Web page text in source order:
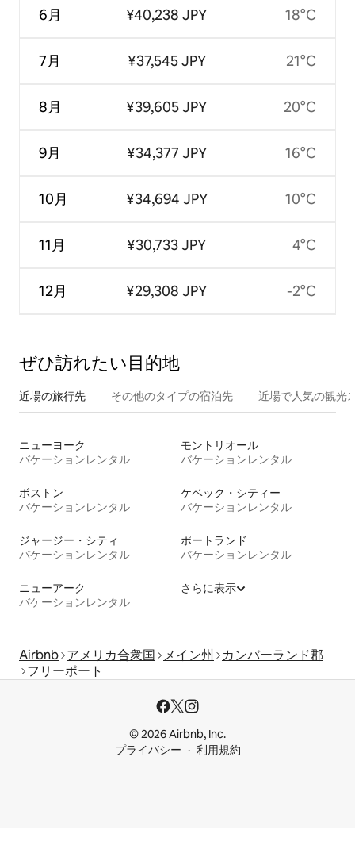
6月
7月
8月
9月
10月
11月
12月
¥40,238 JPY
¥37,545 JPY
¥39,605 JPY
¥34,377 JPY
¥34,694 JPY
¥30,733 JPY
¥29,308 JPY
18°C
21°C
20°C
16°C
10°C
4°C
-2°C
ぜひ訪⁠れ⁠た⁠い目⁠的⁠地
近場の旅行先 その他のタ⁠イ⁠プ⁠の宿⁠泊⁠先 近場で人気の観光
ニューヨーク
バケーションレンタル
モントリオール
バケーションレンタル
ボストン
バケーションレンタル
ケベック・シティー
バケーションレンタル
ジャージー・シティ
バケーションレンタル
ポートランド
バケーションレンタル
ニューアーク
バケーションレンタル
さらに表示
Airbnb アメリカ合衆国 メイン州
カンバーランド郡
フリーポート
© 2026 Airbnb, Inc.
プライバシー
利用規約